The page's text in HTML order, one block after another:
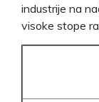
industrije na
visoke stope